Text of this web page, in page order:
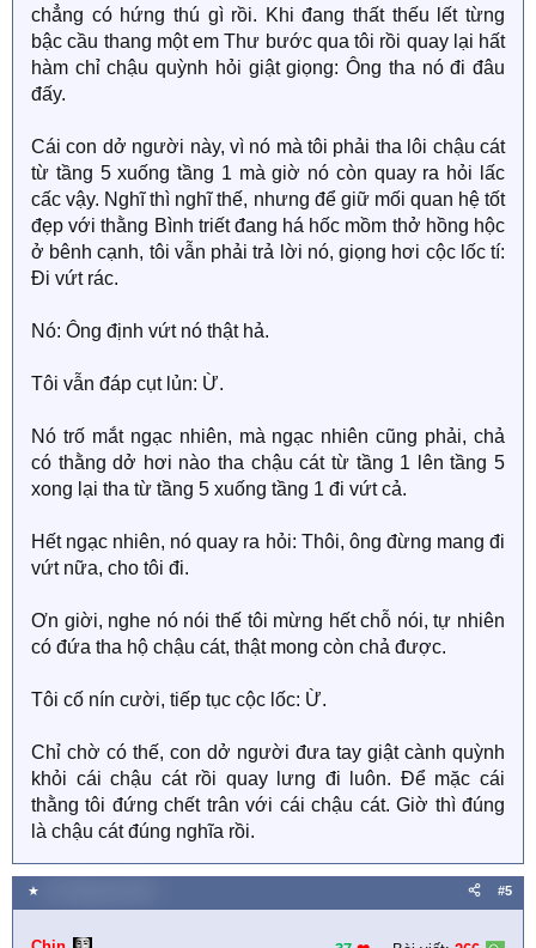
chẳng có hứng thú gì rồi. Khi đang thất thếu lết từng
bậc cầu thang một em Thư bước qua tôi rồi quay lại hất
hàm chỉ chậu quỳnh hỏi giật giọng: Ông tha nó đi đâu
đấy.
Cái con dở người này, vì nó mà tôi phải tha lôi chậu cát
từ tầng 5 xuống tầng 1 mà giờ nó còn quay ra hỏi lấc
cấc vậy. Nghĩ thì nghĩ thế, nhưng để giữ mối quan hệ tốt
đẹp với thằng Bình triết đang há hốc mồm thở hồng hộc
ở bênh cạnh, tôi vẫn phải trả lời nó, giọng hơi cộc lốc tí:
Đi vứt rác.
Nó: Ông định vứt nó thật hả.
Tôi vẫn đáp cụt lủn: Ừ.
Nó trố mắt ngạc nhiên, mà ngạc nhiên cũng phải, chả
có thằng dở hơi nào tha chậu cát từ tầng 1 lên tầng 5
xong lại tha từ tầng 5 xuống tầng 1 đi vứt cả.
Hết ngạc nhiên, nó quay ra hỏi: Thôi, ông đừng mang đi
vứt nữa, cho tôi đi.
Ơn giời, nghe nó nói thế tôi mừng hết chỗ nói, tự nhiên
có đứa tha hộ chậu cát, thật mong còn chả được.
Tôi cố nín cười, tiếp tục cộc lốc: Ừ.
Chỉ chờ có thế, con dở người đưa tay giật cành quỳnh
khỏi cái chậu cát rồi quay lưng đi luôn. Để mặc cái
thằng tôi đứng chết trân với cái chậu cát. Giờ thì đúng
là chậu cát đúng nghĩa rồi.
★ #5